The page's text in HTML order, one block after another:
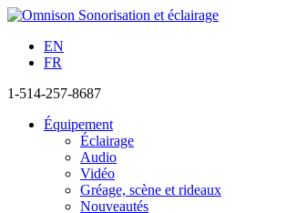
EN
FR
1-514-257-8687
Équipement
Éclairage
Audio
Vidéo
Gréage, scène et rideaux
Nouveautés